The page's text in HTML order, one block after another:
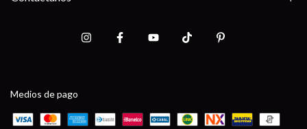
Medios de pago